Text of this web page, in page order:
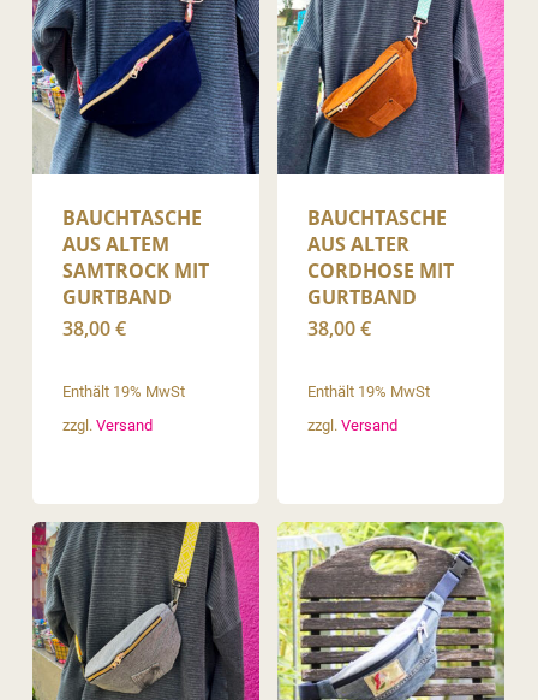
BAUCHTASCHE
AUS ALTEM
SAMTROCK MIT
GURTBAND
38,00€
Enthält 19% MwSt
zzgl. Versand
BAUCHTASCHE
AUS ALTER
CORDHOSE MIT
GURTBAND
38,00€
Enthält 19% MwSt
zzgl.Versand